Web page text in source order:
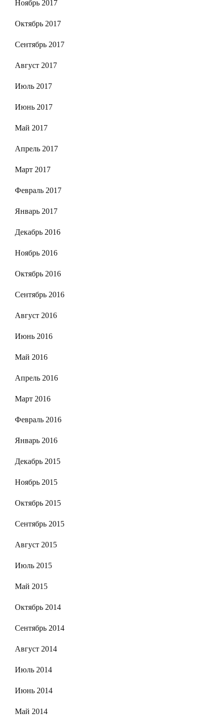
Ноябрь 2017
Октябрь 2017
Сентябрь 2017
Август 2017
Июль 2017
Июнь 2017
Май 2017
Апрель 2017
Март 2017
Февраль 2017
Январь 2017
Декабрь 2016
Ноябрь 2016
Октябрь 2016
Сентябрь 2016
Август 2016
Июнь 2016
Май 2016
Апрель 2016
Март 2016
Февраль 2016
Январь 2016
Декабрь 2015
Ноябрь 2015
Октябрь 2015
Сентябрь 2015
Август 2015
Июль 2015
Май 2015
Октябрь 2014
Сентябрь 2014
Август 2014
Июль 2014
Июнь 2014
Май 2014